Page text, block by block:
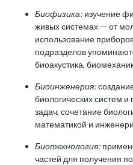
Биофизика: изучение
живых системах — от
использование
подразделов
биоакустика,
Биоинженерия:
биологических систем и
задач, сочетание
математикой и
Биотехнология:
частей для получения